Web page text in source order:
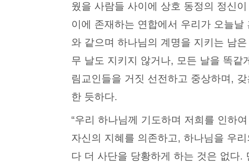
웠을 사람들 사이에 상호 동정의 정신
이에 존재하는 연합에서 우리가 오늘
와 같으며 하나님의 계명을 지키는 남
무 날도 지키지 않거나, 모든 날을 똑같
림교인들을 거짓 선전하고 중상하며,
한 듯하다.
“우리 하나님께 기도하며 저희를 인하
자신의 지혜를 의존하고, 하나님을 우
다 더 사단을 당황하게 하는 것은 없다.